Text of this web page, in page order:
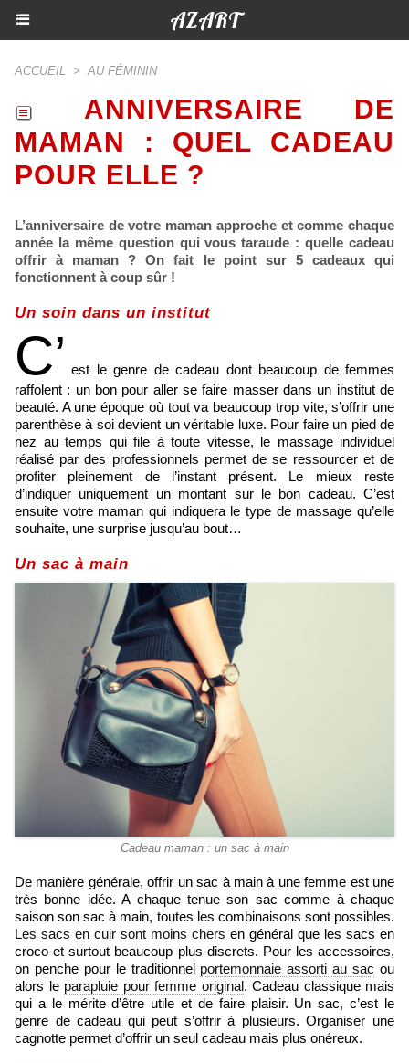
AZART
ACCUEIL > AU FÉMININ
ANNIVERSAIRE DE
MAMAN : QUEL CADEAU
POUR ELLE ?
L’anniversaire de votre maman approche et comme chaque
année la même question qui vous taraude : quelle cadeau
offrir à maman ? On fait le point sur 5 cadeaux qui
fonctionnent à coup sûr !
Un soin dans un institut
C’ est le genre de cadeau dont beaucoup de femmes
raffolent : un bon pour aller se faire masser dans un institut de
beauté. A une époque où tout va beaucoup trop vite, s’offrir une
parenthèse à soi devient un véritable luxe. Pour faire un pied de
nez au temps qui file à toute vitesse, le massage individuel
réalisé par des professionnels permet de se ressourcer et de
profiter pleinement de l’instant présent. Le mieux reste
d’indiquer uniquement un montant sur le bon cadeau. C’est
ensuite votre maman qui indiquera le type de massage qu’elle
souhaite, une surprise jusqu’au bout…
Un sac à main
Cadeau maman : un sac à main
De manière générale, offrir un sac à main à une femme est une
très bonne idée. A chaque tenue son sac comme à chaque
saison son sac à main, toutes les combinaisons sont possibles.
Les sacs en cuir sont moins chers en général que les sacs en
croco et surtout beaucoup plus discrets. Pour les accessoires,
on penche pour le traditionnel portemonnaie assorti au sac ou
alors le parapluie pour femme original. Cadeau classique mais
qui a le mérite d’être utile et de faire plaisir. Un sac, c’est le
genre de cadeau qui peut s’offrir à plusieurs. Organiser une
cagnotte permet d’offrir un seul cadeau mais plus onéreux.